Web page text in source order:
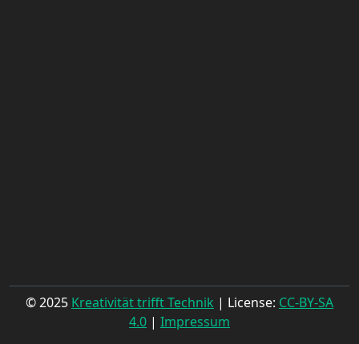
© 2025 Kreativität trifft Technik | License: CC-BY-SA
4.0 | Impressum